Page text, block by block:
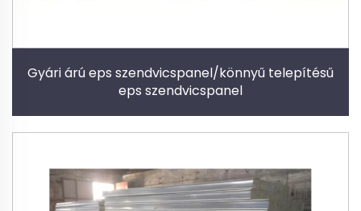
Gyári árú eps szendvicspanel/könnyű telepítésű
eps szendvicspanel